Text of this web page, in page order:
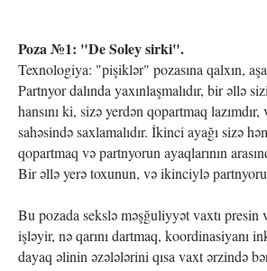
Poza №1: "De Soley sirki".
Texnologiya: "pişiklər" pozasına qalxın,
Partnyor dalında yaxınlaşmalıdır, bir əllə
hansını ki, sizə yerdən qopartmaq
sahəsində saxlamalıdır. İkinci ayağı sizə
qopartmaq və partnyorun ayaqlarının
Bir əllə yerə toxunun, və ikinciylə
Bu pozada sekslə məşğuliyyət vaxtı presin
işləyir, nə qarını dartmaq, koordinasiyanı
dayaq əlinin əzələlərini qısa vaxt ərzində